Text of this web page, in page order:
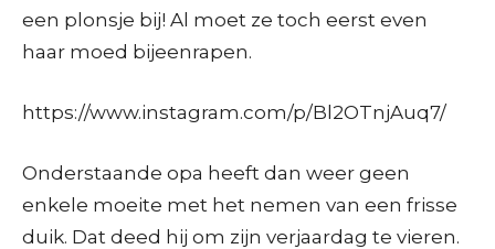
een plonsje bij! Al moet ze toch eerst even
haar moed bijeenrapen.
https://www.instagram.com/p/Bl2OTnjAuq7/
Onderstaande opa heeft dan weer geen
enkele moeite met het nemen van een frisse
duik. Dat deed hij om zijn verjaardag te vieren.